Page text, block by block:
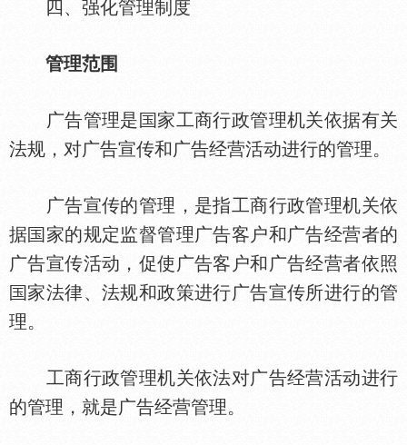
四、强化管理制度
管理范围
广告管理是
家工商行政管理机关依据有关
法规，对广告宣传和广告经营活动进行的管理。
广告宣传的管理，是指工商行政管理机关依
据
家的规定监督管理广告客户和广告经营者的
广告宣传活动，促使广告客户和广告经营者依照
家法律、法规和政策进行广告宣传所进行的管
理。
工商行政管理机关依法对广告经营活动进行
的管理，就是广告经营管理。